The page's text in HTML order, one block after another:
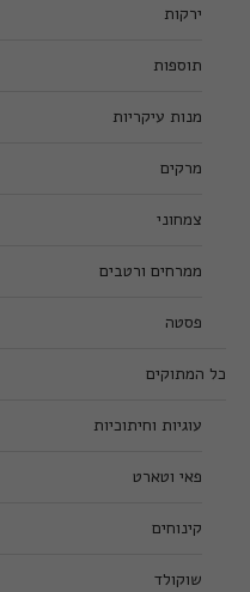
ירקות
תוספות
מנות עיקריות
מרקים
צמחוני
ממרחים ורטבים
פסטה
כל המתוקים
עוגיות וחיתוכיות
פאי וטארט
קינוחים
שוקולד